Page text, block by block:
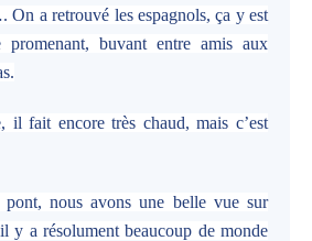
a retrouvé les espagnols, ça y est
buvant entre amis aux
il fait encore très chaud, mais c’est
pont, nous avons une belle vue sur
a résolument beaucoup de monde